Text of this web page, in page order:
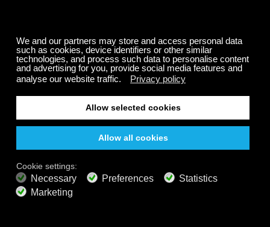
Entspannende Musik, um die letzten Momente des